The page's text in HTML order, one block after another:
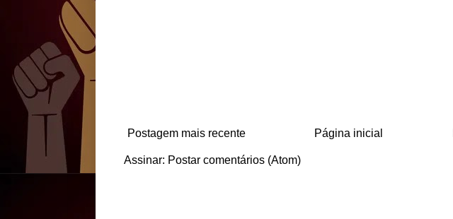
Postagem mais recente Página inicial
Assinar: Postar comentários (Atom)